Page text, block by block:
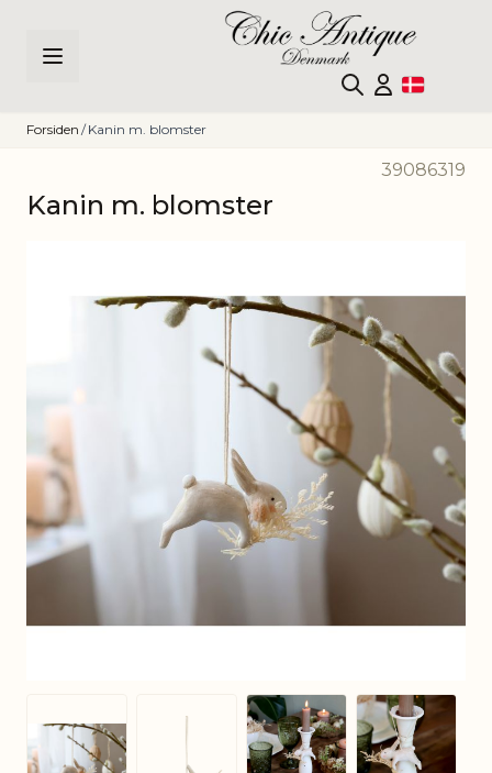
Forsiden / Kanin m. blomster
39086319
Kanin m. blomster
View larger image
View larger image
View larger image
View